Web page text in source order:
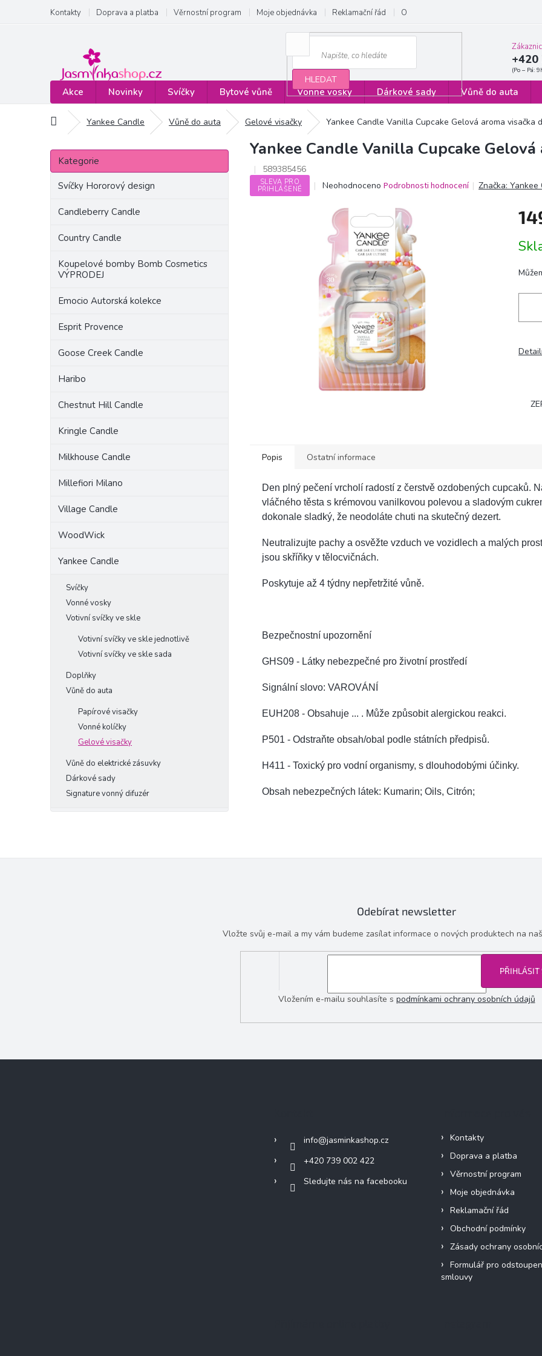
obsah
Kontakty Doprava a platba Věrnostní program Moje objednávka Reklamační řád Obchodní podmínky
HLEDAT
+420
Akce Novinky Svíčky Bytové vůně Vonné vosky Dárkové sady Vůně do auta
Domů Yankee Candle Vůně do auta Gelové visačky Yankee Candle Vanilla Cupcake Gelová aroma visačka
P
s
Přeskočit
kategorie
Kategorie
Svíčky Hororový design
Candleberry Candle
Country Candle
Koupelové bomby Bomb Cosmetics
VÝPRODEJ
Emocio Autorská kolekce
Esprit Provence
Goose Creek Candle
Haribo
Chestnut Hill Candle
Kringle Candle
Milkhouse Candle
Millefiori Milano
Village Candle
WoodWick
Yankee Candle
Svíčky
Vonné vosky
Votivní svíčky ve skle
Votivní svíčky ve skle jednotlivě
Votivní svíčky ve skle sada
Doplňky
Vůně do auta
Papírové visačky
Vonné kolíčky
Gelové visačky
Vůně do elektrické zásuvky
Dárkové sady
Signature vonný difuzér
Yankee Candle Vanilla Cupcake
589385456
SLEVA PRO
PŘIHLÁŠENÉ
Průměrné
produktu
hvězdiček.
Neohodnoceno Podrobnosti hodnocení Značka:Yankee
cena:
Popis Ostatní informace
Den plný pečení vrcholí radostí z čerstvě ozdobených cupcaků.
vláčného těsta s krémovou vanilkovou polevou a sladovým
dokonale sladký, že neodoláte chuti na skutečný dezert.
Neutralizujte pachy a osvěžte vzduch ve vozidlech a malých
jsou skříňky v tělocvičnách.
Poskytuje až 4 týdny nepřetržité vůně.
Bezpečnostní upozornění
GHS09 - Látky nebezpečné pro životní prostředí
Signální slovo: VAROVÁNÍ
EUH208 - Obsahuje ... . Může způsobit alergickou reakci.
P501 - Odstraňte obsah/obal podle státních předpisů.
H411 - Toxický pro vodní organismy, s dlouhodobými účinky.
Obsah nebezpečných látek: Kumarin; Oils, Citrón;
Odebírat newsletter
Vložte svůj e-mail a my vám budeme zasílat informace o nových produktech na
Vložením e-mailu souhlasíte s podmínkami ochrany osobních údajů
PŘIHLÁSIT
info@jasminkashop.cz
+420 739 002 422
Sledujte nás na facebooku
Kontakty
Doprava a platba
Věrnostní program
Moje objednávka
Reklamační řád
Obchodní podmínky
Zásady ochrany
Formulář pro
smlouvy